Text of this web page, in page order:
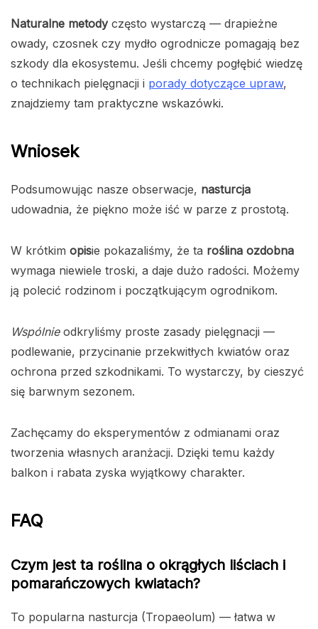
Naturalne metodyczęsto wystarczą — drapieżne
owady, czosnek czy mydło ogrodnicze pomagają bez
szkody dla ekosystemu. Jeśli chcemy pogłębić wiedzę
o technikach pielęgnacji i porady dotyczące upraw,
znajdziemy tam praktyczne wskazówki.
Wniosek
Podsumowując nasze obserwacje, nasturcja
udowadnia, że piękno może iść w parze z prostotą.
W krótkim opisie pokazaliśmy, że ta roślina ozdobna
wymaga niewiele troski, a daje dużo radości. Możemy
ją polecić rodzinom i początkującym ogrodnikom.
Wspólnieodkryliśmy proste zasady pielęgnacji —
podlewanie, przycinanie przekwitłych kwiatów oraz
ochrona przed szkodnikami. To wystarczy, by cieszyć
się barwnym sezonem.
Zachęcamy do eksperymentów z odmianami oraz
tworzenia własnych aranżacji. Dzięki temu każdy
balkon i rabata zyska wyjątkowy charakter.
FAQ
Czym jest ta roślina o okrągłych liściach i
pomarańczowych kwiatach?
To popularna nasturcja (Tropaeolum) — łatwa w